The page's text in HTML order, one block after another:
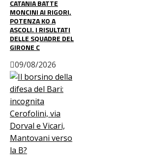
CATANIA BATTE
MONCINI AI RIGORI,
POTENZA KO A
ASCOLI. I RISULTATI
DELLE SQUADRE DEL
GIRONE C
09/08/2026